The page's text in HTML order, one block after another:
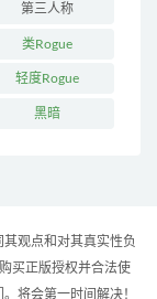
第三人称
类Rogue
轻度Rogue
黑暗
观点和对其真实性负
买正版授权并合法使
将会第一时间解决！